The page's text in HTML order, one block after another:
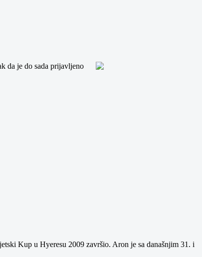
da je do sada prijavljeno
Kup u Hyeresu 2009 završio. Aron je sa današnjim 31. i